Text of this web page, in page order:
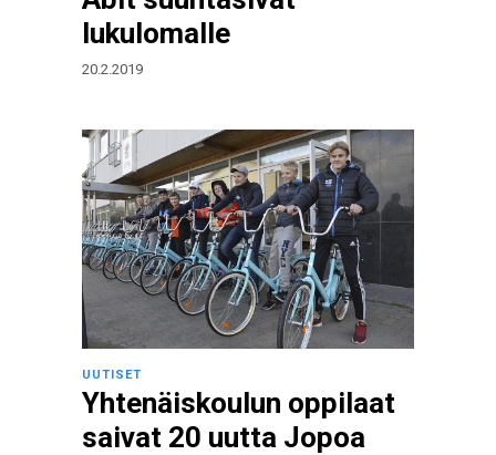
lukulomalle
20.2.2019
UUTISET
Yhtenäiskoulun oppilaat
saivat 20 uutta Jopoa